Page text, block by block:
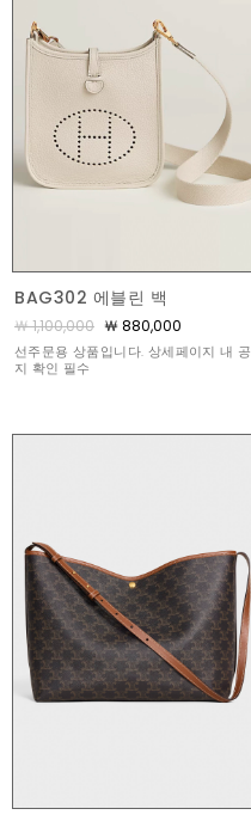
BAG302 에블린 백
￦ 1,100,000 ￦ 880,000
선주문용 상품입니다. 상세페이지 내 공
지 확인 필수